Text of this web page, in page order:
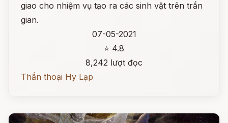
giao cho nhiệm vụ tạo ra các sinh vật trên trần
gian.
07-05-2021
⭐ 4.8
8,242 lượt đọc
Thần thoại Hy Lạp